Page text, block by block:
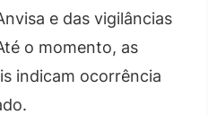
e das vigilâncias
o momento, as
indicam ocorrência